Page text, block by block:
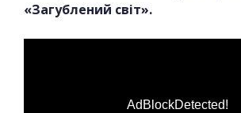
«Загублений світ».
AdBlockDetected!